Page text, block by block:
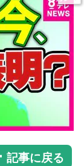
記事に戻る